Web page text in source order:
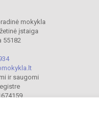
mokykla
įstaiga
55182
ir saugomi